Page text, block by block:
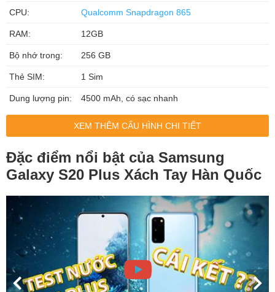
CPU: Qualcomm Snapdragon 865
RAM: 12GB
Bộ nhớ trong: 256 GB
Thẻ SIM: 1 Sim
Dung lượng pin: 4500 mAh, có sạc nhanh
XEM THÊM CẤU HÌNH CHI TIẾT
Đặc điểm nổi bật của Samsung
Galaxy S20 Plus Xách Tay Hàn Quốc